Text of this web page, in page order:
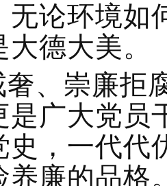
无论环境如
德大美。
奢、崇廉拒
是广大党员
史，一代代
养廉的品格